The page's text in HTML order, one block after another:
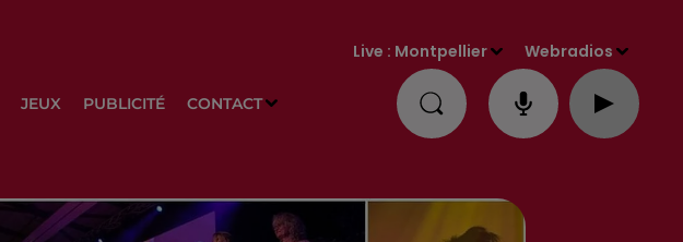
JEUX PUBLICITÉ CONTACT
Live : Montpellier Webradios